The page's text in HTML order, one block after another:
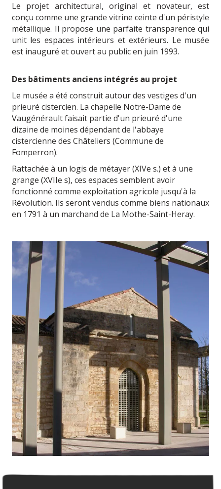
Le projet architectural, original et novateur, est
conçu comme une grande vitrine ceinte d'un péristyle
métallique. Il propose une parfaite transparence qui
unit les espaces intérieurs et extérieurs. Le musée
est inauguré et ouvert au public en juin 1993.
Des bâtiments anciens intégrés au projet
Le musée a été construit autour des vestiges d'un
prieuré cistercien. La chapelle Notre-Dame de
Vaugénérault faisait partie d'un prieuré d'une
dizaine de moines dépendant de l'abbaye
cistercienne des Châteliers (Commune de
Fomperron).
Rattachée à un logis de métayer (XIVe s.) et à une
grange (XVIIe s), ces espaces semblent avoir
fonctionné comme exploitation agricole jusqu'à la
Révolution. Ils seront vendus comme biens nationaux
en 1791 à un marchand de La Mothe-Saint-Heray.